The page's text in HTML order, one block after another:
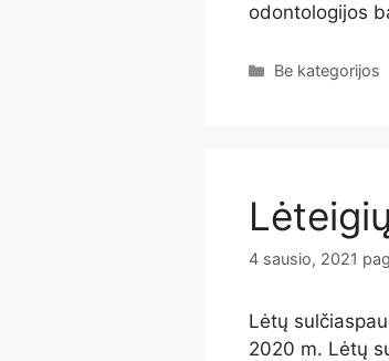
odontologijos
Kategorijos
Be kategorijos
4 sausio, 2021
Lėtų
2020 m. Lėtų